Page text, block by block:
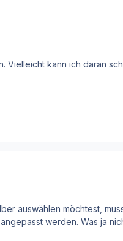
Vielleicht kann ich daran
auswählen möchtest,
werden. Was ja